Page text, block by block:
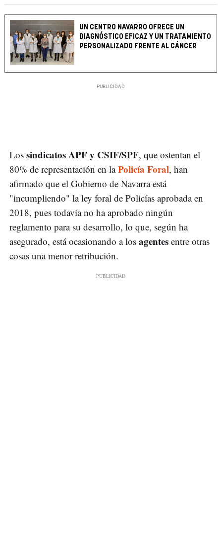
UN CENTRO NAVARRO OFRECE UN
DIAGNÓSTICO EFICAZ Y UN TRATAMIENTO
PERSONALIZADO FRENTE AL CÁNCER
Los sindicatos APF y CSIF/SPF, que ostentan el
80% de representación en laPolicía Foral, han
afirmado que el Gobierno de Navarra está
"incumpliendo" la ley foral de Policías aprobada en
2018, pues todavía no ha aprobado ningún
reglamento para su desarrollo, lo que, según ha
asegurado, está ocasionando a los agentes entre otras
cosas una menor retribución.